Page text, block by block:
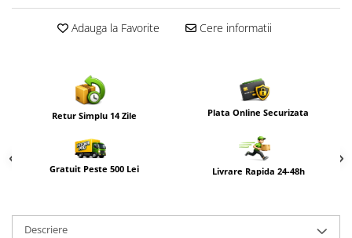
Adauga la Favorite Cere informatii
Retur Simplu 14 Zile Plata Online Securizata
Gratuit Peste 500 Lei Livrare Rapida 24-48h
Descriere